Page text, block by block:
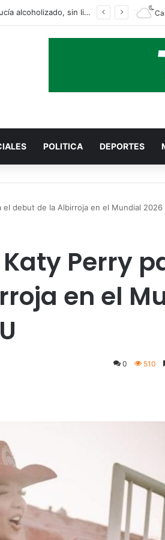
Conducía alcoholizado, sin licencia y terminó volcando en Yasy Cañy
POLITICA DEPORTES
el debut de la Albirroja en el Mundial 2026
Perry
en el
0 510